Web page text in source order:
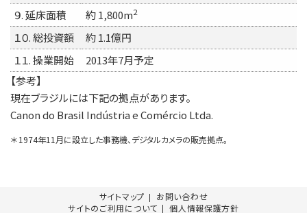
９. 延床面積
約 1,800m2
１０. 総投資額
約 1.1億円
１１. 操業開始
2013年7月予定
【参考】
現在ブラジルには下記の拠点があります。
Canon do Brasil Indústria e Comércio Ltda.
＊1974年11月に設立した事務機、デジタルカメラの販売拠点。
サイトマップ
お問い合わせ
サイトのご利用について
個人情報保護方針